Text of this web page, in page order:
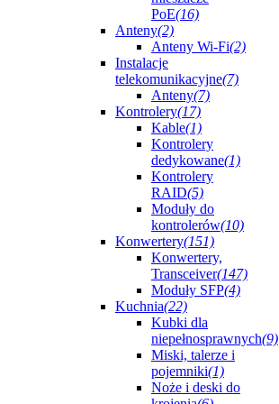
PoE(16)
Anteny(2)
Anteny Wi-Fi(2)
Instalacje
telekomunikacyjne(7)
Anteny(7)
Kontrolery(17)
Kable(1)
Kontrolery
dedykowane(1)
Kontrolery
RAID(5)
Moduły do
kontrolerów(10)
Konwertery(151)
Konwertery,
Transceiver(147)
Moduły SFP(4)
Kuchnia(22)
Kubki dla
niepełnosprawnych(9)
Miski, talerze i
pojemniki(1)
Noże i deski do